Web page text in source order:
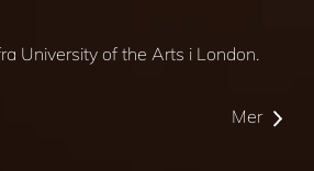
University of the Arts i London.
Mer